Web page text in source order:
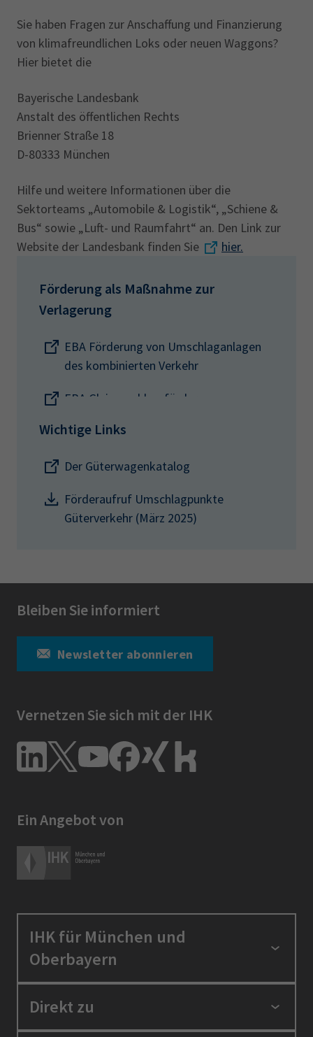
Sie haben Fragen zur Anschaffung und Finanzierung
von klimafreundlichen Loks oder neuen Waggons?
Hier bietet die
Bayerische Landesbank
Anstalt des öffentlichen Rechts
Brienner Straße 18
D-80333 München
Hilfe und weitere Informationen über die
Sektorteams „Automobile & Logistik“, „Schiene &
Bus“ sowie „Luft- und Raumfahrt“ an. Den Link zur
Website der Landesbank finden Sie
hier.
Förderung als Maßnahme zur
Verlagerung
EBA Förderung von Umschlaganlagen
des kombinierten Verkehr
EBA Gleisanschlussförderung
Wichtige Links
Der Güterwagenkatalog
Förderaufruf Umschlagpunkte
Güterverkehr (März 2025)
Bleiben Sie informiert
Newsletter abonnieren
Vernetzen Sie sich mit der IHK
Ein Angebot von
IHK für München und
Oberbayern
Standortpolitik
Direkt zu